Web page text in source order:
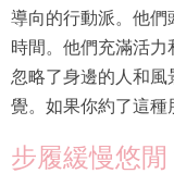
導向的行動派。他們
時間。他們充滿活
忽略了身邊的人和
覺。如果你約了這種
步履緩慢悠